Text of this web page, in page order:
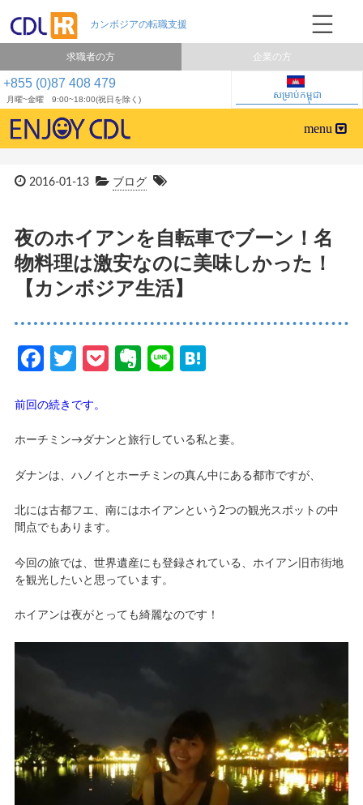
+855 (0)87 408 479
月曜~金曜 9:00~18:00(祝日を除く) សម្រាប់កម្ពុជា
求職者の方 企業の方
2016-01-13 ブログ
夜のホイアンを自転車でブーン！名
物料理は激安なのに美味しかった！
【カンボジア生活】
Facebook
Twitter
PocketEvernote
Line
前回の続きです。
ホーチミン→ダナンと旅行している私と妻。
ダナンは、ハノイとホーチミンの真ん中にある都市ですが、
北には古都フエ、南にはホイアンという2つの観光スポットの中
間点でもあります。
今回の旅では、世界遺産にも登録されている、ホイアン旧市街地
を観光したいと思っています。
ホイアンは夜がとっても綺麗なのです！